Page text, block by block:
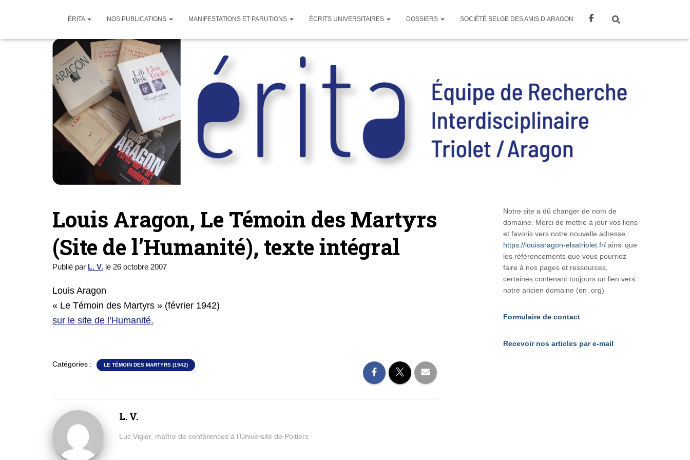
ÉRITA NOS PUBLICATIONS MANIFESTATIONS ET PARUTIONS ÉCRITS UNIVERSITAIRES DOSSIERS SOCIÉTÉ BELGE DES AMIS D’ARAGON
Louis Aragon, Le Témoin des Martyrs
(Site de l’Humanité), texte intégral
Publié par L. V. le 26 octobre 2007
Louis Aragon
« Le Témoin des Martyrs » (février 1942)
sur le site de l’Humanité.
Catégories : LE TÉMOIN DES MARTYRS (1942)
L. V.
Luc Vigier, maître de conférences à l'Université de Poitiers
Notre site a dû changer de nom de
domaine. Merci de mettre à jour vos liens
et favoris vers notre nouvelle adresse :
https://louisaragon-elsatriolet.fr/ainsi que
les référencements que vous pourriez
faire à nos pages et ressources,
certaines contenant toujours un lien vers
notre ancien domaine (en .org)
Formulaire de contact
Recevoir nos articles par e-mail